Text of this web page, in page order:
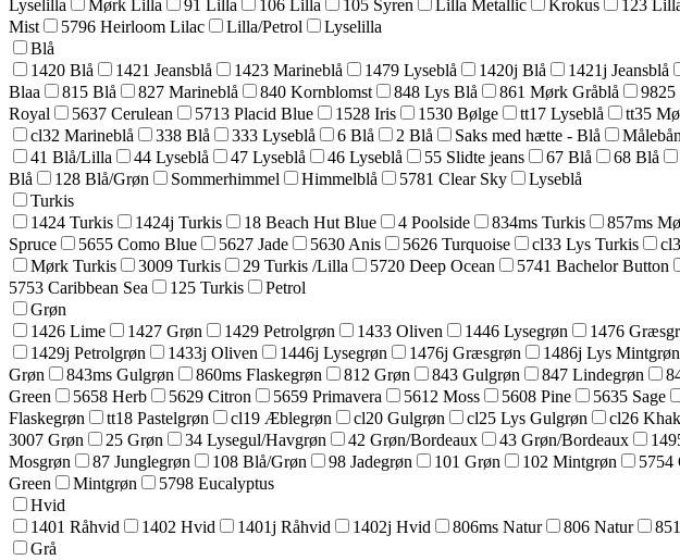
Lyselilla
Mørk Lilla 91 Lilla 106 Lilla 105 Syren Lilla Metallic Krokus 123
Mist
5796 Heirloom Lilac Lilla/Petrol
Lyselilla
Blå
1420 Blå
1421 Jeansblå 1423 Marineblå 1479 Lyseblå 1420j Blå 1421j Jeansblå
Blaa
815 Blå 827 Marineblå 840 Kornblomst 848 Lys Blå 861 Mørk Gråblå 9825
Royal
5637 Cerulean 5713 Placid Blue 1528 Iris 1530 Bølge tt17 Lyseblå tt35
cl32 Marineblå
338 Blå 333 Lyseblå 6 Blå 2 Blå Saks med hætte - Blå
41 Blå/Lilla
44 Lyseblå 47 Lyseblå 46 Lyseblå 55 Slidte jeans 67 Blå 68 Blå
Blå
128 Blå/Grøn Sommerhimmel Himmelblå 5781 Clear Sky
Lyseblå
Turkis
1424 Turkis
1424j Turkis 18 Beach Hut Blue 4 Poolside 834ms Turkis 857ms
Spruce
5655 Como Blue 5627 Jade 5630 Anis 5626 Turquoise cl33 Lys Turkis
Mørk Turkis
3009 Turkis 29 Turkis /Lilla 5720 Deep Ocean 5741 Bachelor Button
5753 Caribbean Sea
125 Turkis
Petrol
Grøn
1426 Lime
1427 Grøn 1429 Petrolgrøn 1433 Oliven 1446 Lysegrøn 1476
1429j Petrolgrøn
1433j Oliven 1446j Lysegrøn 1476j Græsgrøn 1486j Lys Mintgrøn
Grøn
843ms Gulgrøn 860ms Flaskegrøn 812 Grøn 843 Gulgrøn 847 Lindegrøn
Green
5658 Herb 5629 Citron 5659 Primavera 5612 Moss 5608 Pine 5635 Sage
Flaskegrøn
tt18 Pastelgrøn cl19 Æblegrøn cl20 Gulgrøn cl25 Lys Gulgrøn cl26
3007 Grøn
25 Grøn 34 Lysegul/Havgrøn 42 Grøn/Bordeaux 43 Grøn/Bordeaux
Mosgrøn
87 Junglegrøn 108 Blå/Grøn 98 Jadegrøn 101 Grøn 102 Mintgrøn 5754
Green
Mintgrøn
5798 Eucalyptus
Hvid
1401 Råhvid
1402 Hvid 1401j Råhvid 1402j Hvid 806ms Natur 806 Natur
Grå